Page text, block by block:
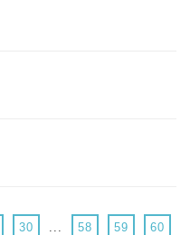
30 ... 58 59
60